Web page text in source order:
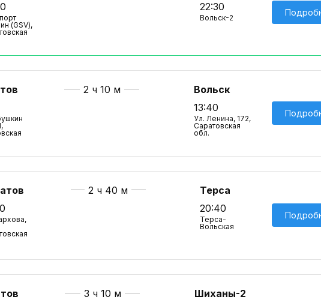
(GSV),
22:30
Вольск-2
2 ч 10 м
Вольск
13:40
Ул. Ленина, 172,
Саратовская
обл.
2 ч 40 м
Терса
20:40
Терса-
Вольская
3 ч 10 м
Шиханы-2